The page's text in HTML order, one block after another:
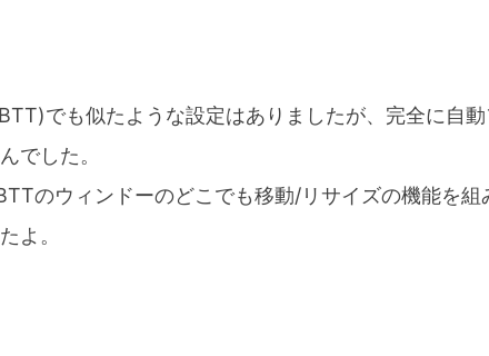
でも似たような設定はありましたが、完全に自
でした。
のウィンドーのどこでも移動/リサイズの機能を組
よ。